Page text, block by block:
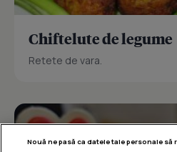
Chiftelute de legume
Retete de vara.
Nouă ne pasă ca datele tale personale